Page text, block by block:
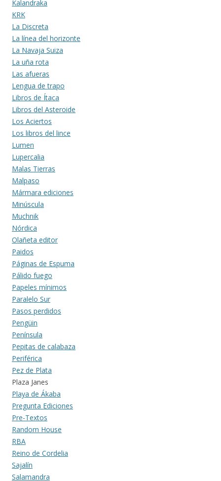
Kalandraka
KRK
La Discreta
La línea del horizonte
La Navaja Suiza
La uña rota
Las afueras
Lengua de trapo
Libros de Ítaca
Libros del Asteroide
Los Aciertos
Los libros del lince
Lumen
Lupercalia
Malas Tierras
Malpaso
Mármara ediciones
Minúscula
Muchnik
Nórdica
Olañeta editor
Paidos
Páginas de Espuma
Pálido fuego
Papeles mínimos
Paralelo Sur
Pasos perdidos
Pengüin
Península
Pepitas de calabaza
Periférica
Pez de Plata
Plaza Janes
Playa de Ákaba
Pregunta Ediciones
Pre-Textos
Random House
RBA
Reino de Cordelia
Sajalín
Salamandra